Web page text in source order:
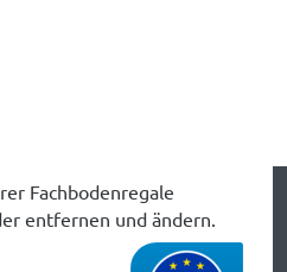
Fachbodenregale
entfernen und ändern.